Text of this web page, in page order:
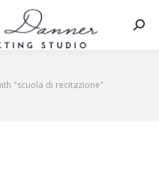
"scuola di recitazione"